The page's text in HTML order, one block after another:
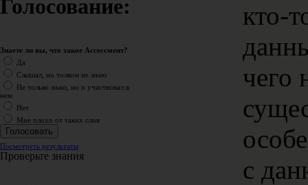
Голосование:
Знаете ли вы, что такое Ассессмент?
Да
Слышал, но толком не знаю
Не только знаю, но и участвовал в
нем
Нет
Мне плохо от таких слов
Посмотреть результаты
Проверьте знания
кто-
чего
с